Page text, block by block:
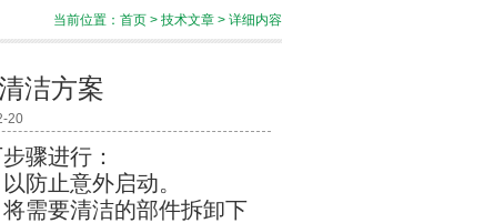
当前位置： 首页 > 技术文章 > 详细内容
洁方案
20
骤进行：
防止意外启动。
需要清洁的部件拆卸下